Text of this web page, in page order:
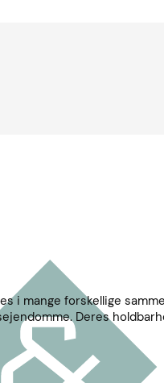
i mange forskellige
Deres